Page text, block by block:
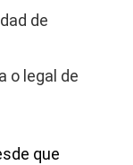
de
o legal de
que